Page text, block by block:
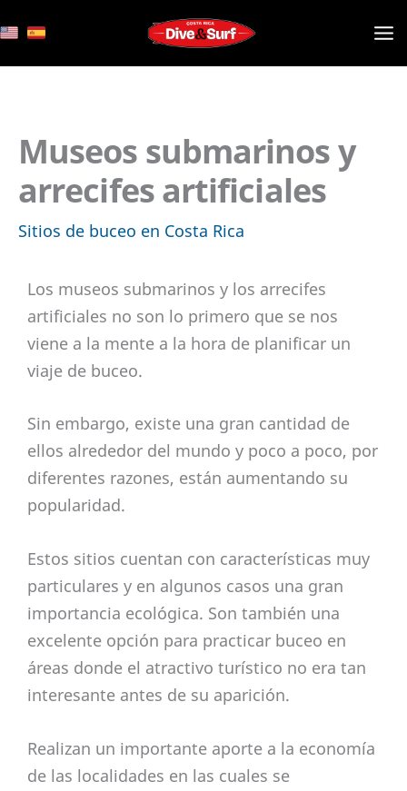
al
contenido
Museos submarinos y
arrecifes artificiales
Sitios de buceo en Costa Rica
Los museos submarinos y los arrecifes
artificiales no son lo primero que se nos
viene a la mente a la hora de planificar un
viaje de buceo.
Sin embargo, existe una gran cantidad de
ellos alrededor del mundo y poco a poco, por
diferentes razones, están aumentando su
popularidad.
Estos sitios cuentan con características muy
particulares y en algunos casos una gran
importancia ecológica. Son también una
excelente opción para practicar buceo en
áreas donde el atractivo turístico no era tan
interesante antes de su aparición.
Realizan un importante aporte a la economía
de las localidades en las cuales se